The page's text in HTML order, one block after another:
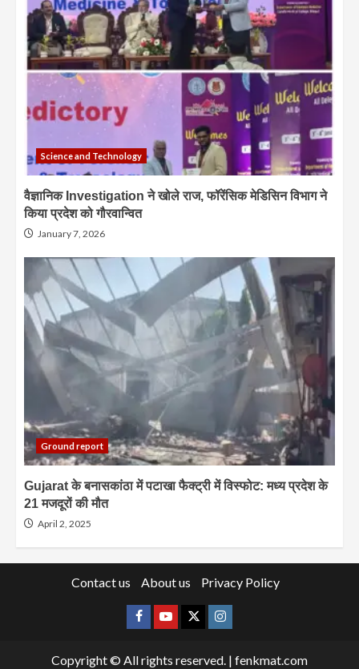
Science and Technology
वैज्ञानिक Investigation ने खोले राज, फॉरेंसिक मेडिसिन विभाग ने
किया प्रदेश को गौरवान्वित
January 7, 2026
Ground report
Gujarat के बनासकांठा में पटाखा फैक्ट्री में विस्फोट: मध्य प्रदेश के
21 मजदूरों की मौत
April 2, 2025
Contact us About us Privacy Policy
Facebook
Youtube
X Instagram
Copyright © All rights reserved. | fenkmat.com